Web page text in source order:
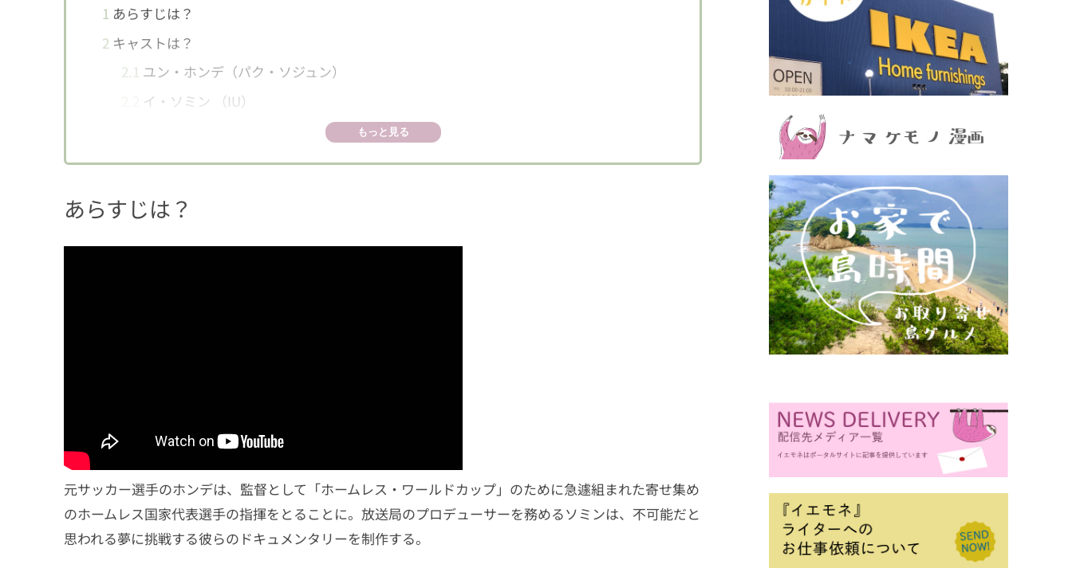
1 あらすじは？
2 キャストは？
2.1 ユン・ホンデ（パク・ソジュン）
イ・ソミン （IU）
3SNSでの反応は？
もっと見る
あらすじは？
元サッカー選手のホンデは、監督として「ホームレス・ワールドカップ」のために急遽組まれた寄せ集め
のホームレス国家代表選手の指揮をとることに。放送局のプロデューサーを務めるソミンは、不可能だと
思われる夢に挑戦する彼らのドキュメンタリーを制作する。